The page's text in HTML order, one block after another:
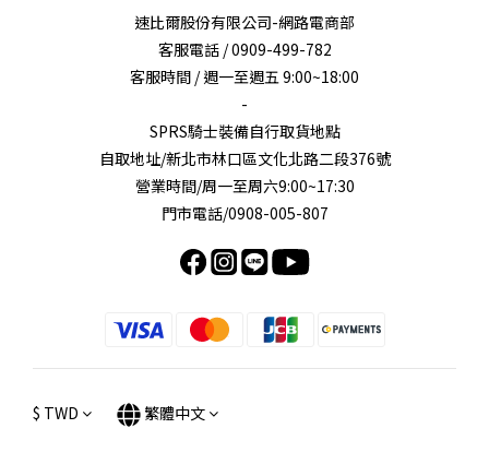
速比爾股份有限公司-網路電商部
客服電話 / 0909-499-782
客服時間 / 週一至週五 9:00~18:00
-
SPRS騎士裝備自行取貨地點
自取地址/新北市林口區文化北路二段376號
營業時間/周一至周六9:00~17:30
門市電話/0908-005-807
$ TWD 繁體中文